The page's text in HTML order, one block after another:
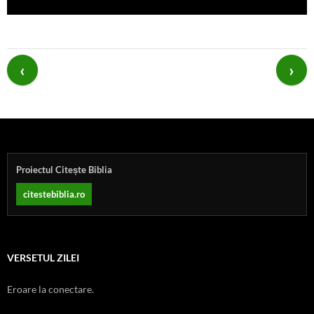
Post
navigation
Proiectul Citește Biblia
citestebiblia.ro
VERSETUL ZILEI
Eroare la conectare.